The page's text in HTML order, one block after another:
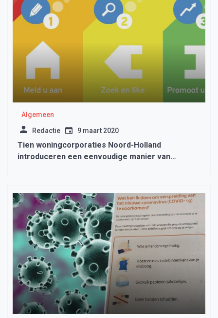
Algemeen
Redactie 9 maart 2020
Tien woningcorporaties Noord-Holland
introduceren een eenvoudige manier van